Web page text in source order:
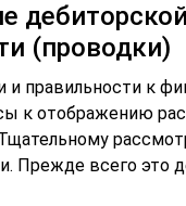
(проводки)
правильности к
к отображению
Прежде всего это